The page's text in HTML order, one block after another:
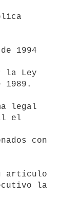
1994
1989.
el
con
la